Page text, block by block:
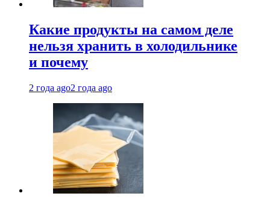
Какие продукты на самом деле
нельзя хранить в холодильнике
и почему
2 года ago2 года ago